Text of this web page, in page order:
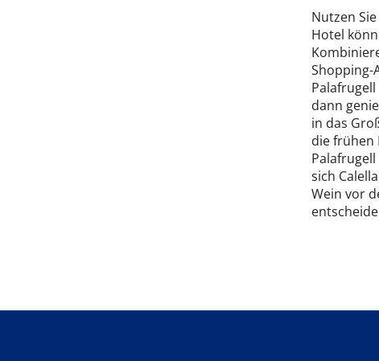
Nutzen
Hotel
Shopping-
dann
in das
die frühen
sich
Wein vor